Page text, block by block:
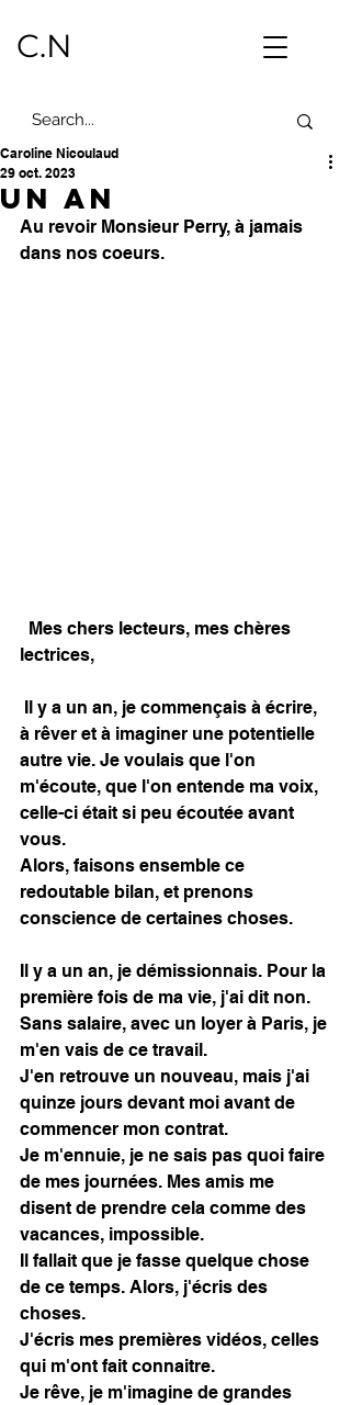
C.N
Un an
Caroline Nicoulaud
29 oct. 2023
Au revoir Monsieur Perry, à jamais
dans nos coeurs.
lectrices,
à rêver et à imaginer une potentielle
autre vie. Je voulais que l'on
m'écoute, que l'on entende ma voix,
celle-ci était si peu écoutée avant
vous.
Alors, faisons ensemble ce
redoutable bilan, et prenons
conscience de certaines choses.
Il y a un an, je démissionnais. Pour la
première fois de ma vie, j'ai dit non.
Sans salaire, avec un loyer à Paris, je
m'en vais de ce travail.
J'en retrouve un nouveau, mais j'ai
quinze jours devant moi avant de
commencer mon contrat.
Je m'ennuie, je ne sais pas quoi faire
de mes journées. Mes amis me
disent de prendre cela comme des
vacances, impossible.
Il fallait que je fasse quelque chose
de ce temps. Alors, j'écris des
choses.
J'écris mes premières vidéos, celles
qui m'ont fait connaitre.
Je rêve, je m'imagine de grandes